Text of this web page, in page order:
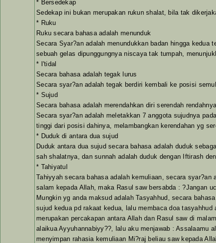
* Bersedekap
Sedekap ini bukan merupakan rukun shalat, bila tak
* Ruku
Ruku secara bahasa adalah menunduk
Secara Syar?an adalah menundukkan badan hingga
sebuah gelas dipunggungnya niscaya tak tumpah,
* I'tidal
Secara bahasa adalah tegak lurus
Secara syar?an adalah tegak berdiri kembali ke posisi
* Sujud
Secara bahasa adalah merendahkan diri serendah
Secara syar?an adalah meletakkan 7 anggota sujudnya
tinggi dari posisi dahinya, melambangkan kerendahan yg
* Duduk di antara dua sujud
Duduk antara dua sujud secara bahasa adalah duduk
sah shalatnya, dan sunnah adalah duduk dengan Iftirash
* Tahiyatul
Tahiyyah secara bahasa adalah kemuliaan, secara
salam kepada Allah, maka Rasul saw bersabda : ?Jangan
Mungkin yg anda maksud adalah Tasyahhud, secara
sujud kedua pd rakaat kedua, lalu membaca doa
merupakan percakapan antara Allah dan Rasul saw di
alaikua Ayyuhannabiyy??, lalu aku menjawab : Assalaamu
menyimpan rahasia kemuliaan Mi?raj beliau saw kepada